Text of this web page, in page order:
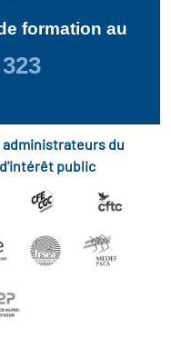
formation au
du
d'intérêt public